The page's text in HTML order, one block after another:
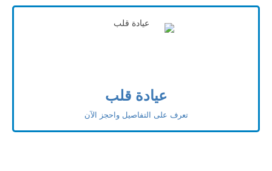
عيادة قلب
تعرف على التفاصيل واحجز الآن